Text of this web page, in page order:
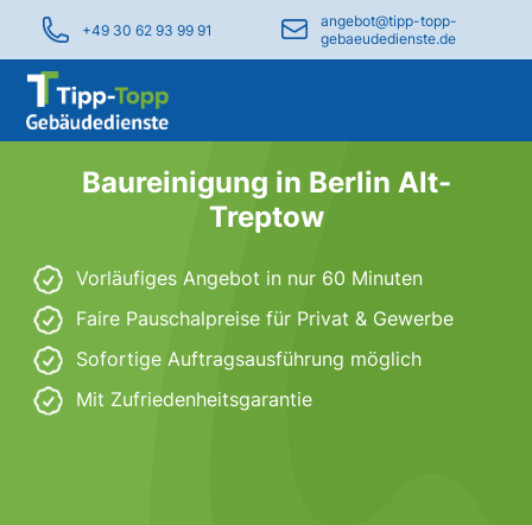
+49 30 62 93 99 91
angebot@tipp-topp-
gebaeudedienste.de
Baureinigung in Berlin Alt-
Treptow
Vorläufiges Angebot in nur 60 Minuten
Faire Pauschalpreise für Privat & Gewerbe
Sofortige Auftragsausführung möglich
Mit Zufriedenheitsgarantie